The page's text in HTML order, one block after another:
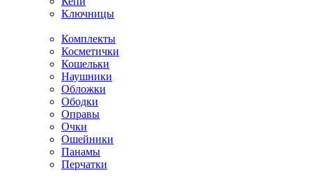
Ключницы
Комплекты
Косметички
Кошельки
Наушники
Обложки
Ободки
Оправы
Очки
Ошейники
Панамы
Перчатки